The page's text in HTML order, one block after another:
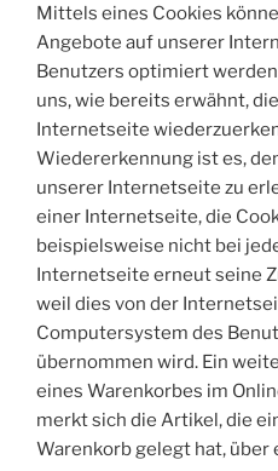
Mittels eines Cookies
Angebote auf unserer
Benutzers optimiert
uns, wie bereits erwähnt,
Internetseite
Wiedererkennung ist es,
unserer Internetseite zu
einer Internetseite, die
beispielsweise nicht bei
Internetseite erneut seine
weil dies von der
Computersystem des
übernommen wird. Ein
eines Warenkorbes im
merkt sich die Artikel, die
Warenkorb gelegt hat, über